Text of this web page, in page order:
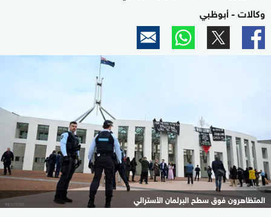
وكالات - أبوظبي
المتظاهرون فوق سطح البرلمان الأسترالي